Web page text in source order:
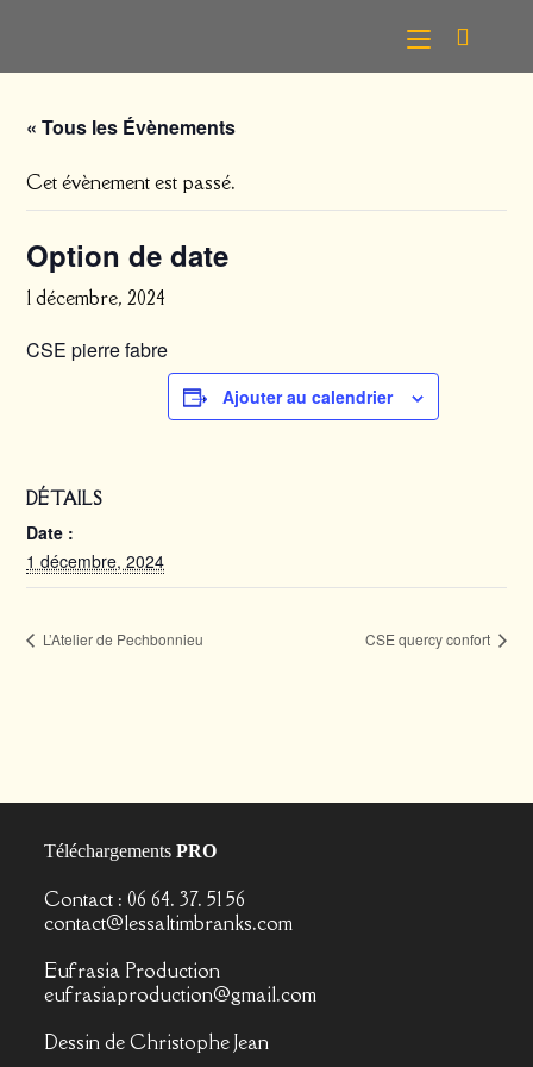
« Tous les Évènements
Cet évènement est passé.
Option de date
1 décembre, 2024
CSE pierre fabre
Ajouter au calendrier
DÉTAILS
Date :
1 décembre, 2024
L’Atelier de Pechbonnieu CSE quercy confort
TéléchargementsPRO
Contact : 06 64. 37. 51 56
contact@lessaltimbranks.com
Eufrasia Production
eufrasiaproduction@gmail.com
Dessin deChristophe Jean